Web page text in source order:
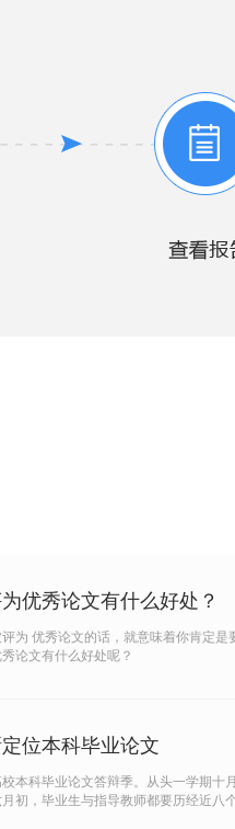
优秀论文有什么好处？
为 优秀论文的话，就意味着你肯定是
论文有什么好处呢？
位本科毕业论文
本科毕业论文答辩季。从头一学期十
初，毕业生与指导教师都要历经近八